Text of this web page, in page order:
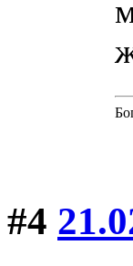
#4